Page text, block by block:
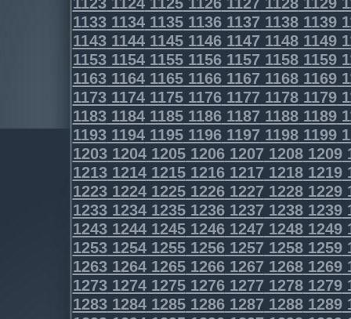
1133113411351136113711381139
1143114411451146114711481149
1153115411551156115711581159
1163116411651166116711681169
1173117411751176117711781179
1183118411851186118711881189
1193119411951196119711981199
1203120412051206120712081209
1213121412151216121712181219
1223122412251226122712281229
1233123412351236123712381239
1243124412451246124712481249
1253125412551256125712581259
1263126412651266126712681269
1273127412751276127712781279
1283128412851286128712881289